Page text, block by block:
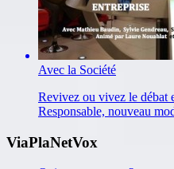
Avec la Société
Revivez ou vivez le débat
Responsable, nouveau
ViaPlaNetVox